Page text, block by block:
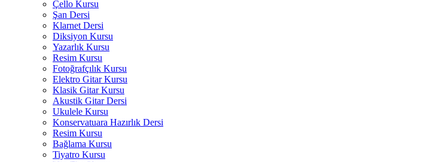
Çello Kursu
Şan Dersi
Klarnet Dersi
Diksiyon Kursu
Yazarlık Kursu
Resim Kursu
Fotoğrafçılık Kursu
Elektro Gitar Kursu
Klasik Gitar Kursu
Akustik Gitar Dersi
Ukulele Kursu
Konservatuara Hazırlık Dersi
Resim Kursu
Bağlama Kursu
Tiyatro Kursu